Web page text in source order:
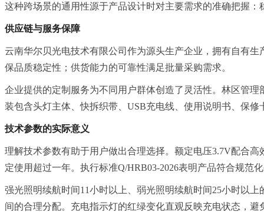
这种跨场景的通用性源于产品设计时对主要需求的准确把握
供应链与服务保障
云南华尔贝光电技术有限公司作为源头生产企业，拥有自有
保品质稳定性；供货能力的可靠性满足批量采购需求。
企业提供的定制服务为不同用户群体创造了灵活性。林区管
装包含头灯主体、快拆织带、USB充电线、使用说明书、保
技术参数的实际意义
理解技术参数有助于用户做出合理选择。额定电压3.7V配合
定使用超过一年。执行标准Q/HRB03-2026表明产品符合规范
强光照明续航时间11小时以上、弱光照明续航时间25小时以
间的合理分配。充电指示灯的红绿变化直观反映充电状态，避